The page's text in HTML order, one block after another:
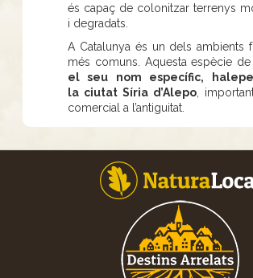
és capaç de colonitzar terrenys
i degradats.
A Catalunya és un dels ambients
més comuns. Aquesta espècie
el seu nom específic,
la ciutat Síria d’Alepo ,
comercial a l’antiguitat.